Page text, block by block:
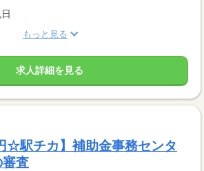
もっと見る
求人詳細を見る
☆駅チカ】補助金事務センタ
審査